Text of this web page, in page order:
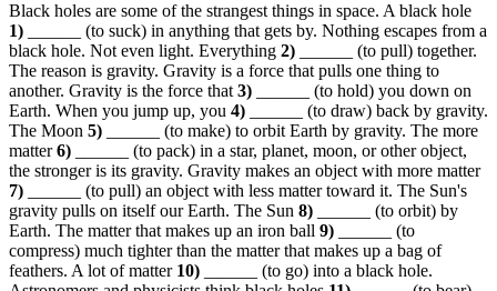
Black holes are some of the strangest things in space. A black hole
1) ______ (to suck) in anything that gets by. Nothing escapes from a
black hole. Not even light. Everything 2) ______ (to pull) together.
The reason is gravity. Gravity is a force that pulls one thing to
another. Gravity is the force that 3) ______ (to hold) you down on
Earth. When you jump up, you 4) ______ (to draw) back by gravity.
The Moon 5) ______ (to make) to orbit Earth by gravity. The more
matter6) ______ (to pack) in a star, planet, moon, or other object,
the stronger is its gravity. Gravity makes an object with more matter
7) ______ (to pull) an object with less matter toward it. The Sun's
gravity pulls on itself our Earth. The Sun 8) ______ (to orbit) by
Earth. The matter that makes up an iron ball 9) ______ (to
compress) much tighter than the matter that makes up a bag of
feathers. A lot of matter 10) ______ (to go) into a black hole.